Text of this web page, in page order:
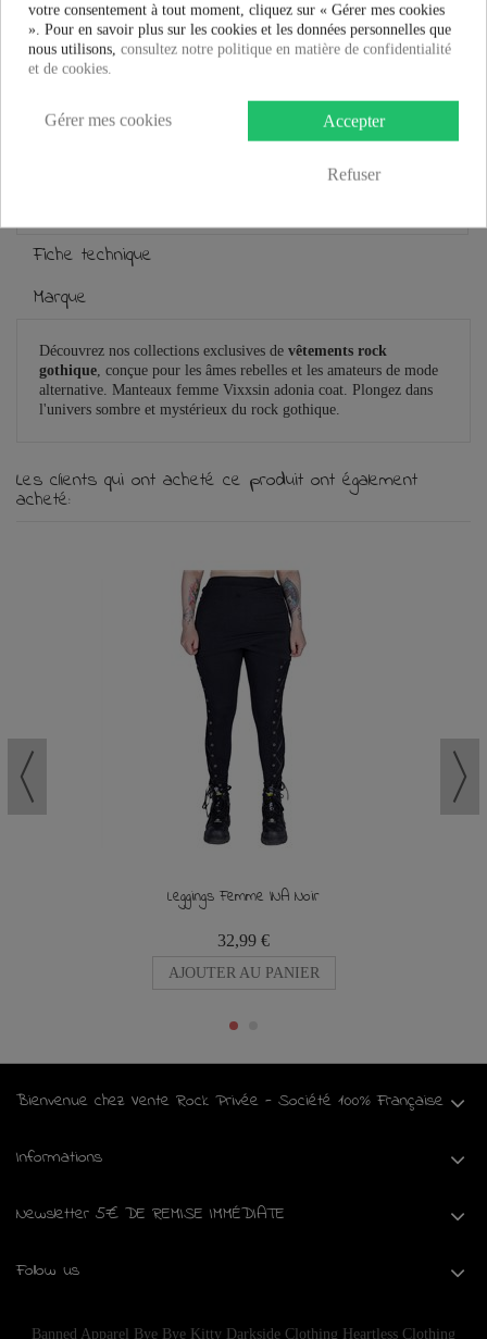
Plus que 100,00 €et la livraison est offerte !
Guide des tailles
Fiche technique
Marque
Découvrez nos collections exclusives de vêtements rock
gothique, conçue pour les âmes rebelles et les amateurs de mode
alternative. Manteaux femme Vixxsin adonia coat. Plongez dans
l'univers sombre et mystérieux du rock gothique.
Les clients qui ont acheté ce produit ont également
acheté:
Leggings Femme INA Noir
32,99 €
AJOUTER AU PANIER
Bienvenue chez Vente Rock Privée - Société 100% Française
Informations
Newsletter 5€ DE REMISE IMMÉDIATE
Follow us
Banned Apparel Bye Bye Kitty Darkside Clothing Heartless Clothing
votre consentement à tout moment, cliquez sur « Gérer mes cookies
». Pour en savoir plus sur les cookies et les données personnelles que
nous utilisons, consultez notre politique en matière de confidentialité
et de cookies.
Accepter
Refuser
Gérer mes cookies